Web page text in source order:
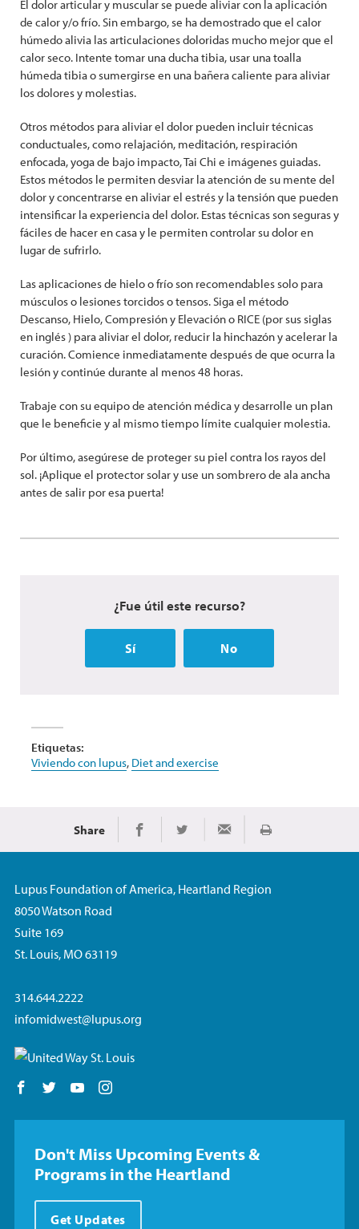
El dolor articular y muscular se puede aliviar con la aplicación
de calor y/o frío. Sin embargo, se ha demostrado que el calor
húmedo alivia las articulaciones doloridas mucho mejor que el
calor seco. Intente tomar una ducha tibia, usar una toalla
húmeda tibia o sumergirse en una bañera caliente para aliviar
los dolores y molestias.
Otros métodos para aliviar el dolor pueden incluir técnicas
conductuales, como relajación, meditación, respiración
enfocada, yoga de bajo impacto, Tai Chi e imágenes guiadas.
Estos métodos le permiten desviar la atención de su mente del
dolor y concentrarse en aliviar el estrés y la tensión que pueden
intensificar la experiencia del dolor. Estas técnicas son seguras y
fáciles de hacer en casa y le permiten controlar su dolor en
lugar de sufrirlo.
Las aplicaciones de hielo o frío son recomendables solo para
músculos o lesiones torcidos o tensos. Siga el método
Descanso, Hielo, Compresión y Elevación o RICE (por sus siglas
en inglés ) para aliviar el dolor, reducir la hinchazón y acelerar la
curación. Comience inmediatamente después de que ocurra la
lesión y continúe durante al menos 48 horas.
Trabaje con su equipo de atención médica y desarrolle un plan
que le beneficie y al mismo tiempo límite cualquier molestia.
Por último, asegúrese de proteger su piel contra los rayos del
sol. ¡Aplique el protector solar y use un sombrero de ala ancha
antes de salir por esa puerta!
¿Fue útil este recurso?
Sí No
Etiquetas:
Viviendo con lupus, Diet and exercise
Share Share on Facebook
Share on TwitterShare via EmailImprimir
Lupus Foundation of America, Heartland Region
8050 Watson Road
Suite 169
St. Louis, MO 63119
314.644.2222
infomidwest@lupus.org
Follow us on Facebook
Follow us on Twitter
Follow us on YouTube
Don't Miss Upcoming Events &
Programs in the Heartland
Get Updates